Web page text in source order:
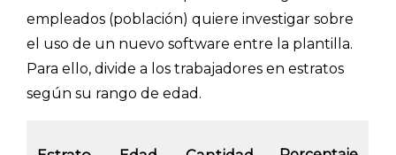
empleados (población) quiere investigar sobre
el uso de un nuevo software entre la plantilla.
Para ello, divide a los trabajadores en estratos
según su rango de edad.